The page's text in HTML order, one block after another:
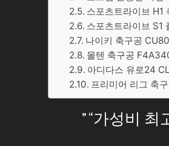
스포츠트라이브 H1
스포츠트라이브 S1
나이키 축구공
몰텐 축구공
아디다스 유로24
프리미어 리그 축
” “가성비